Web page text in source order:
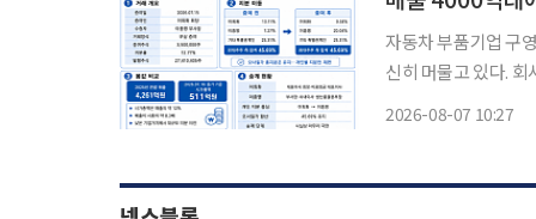
자동차 부품기업 구
신히 머물고 있다.
2026-08-07 10:27